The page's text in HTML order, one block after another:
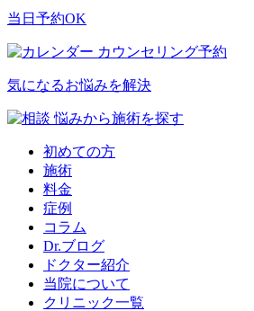
当日予約OK
カウンセリング予約
気になるお悩みを解決
悩みから施術を探す
初めての方
施術
料金
症例
コラム
Dr.ブログ
ドクター紹介
当院について
クリニック一覧